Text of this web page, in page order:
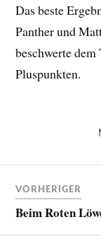
Das beste
Panther und
beschwerte
Pluspunkten.
VORHERIGER
Beim Roten